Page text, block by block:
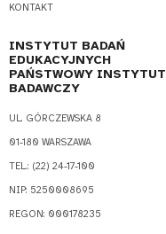
KONTAKT
INSTYTUT BADAŃ
EDUKACYJNYCH
PAŃSTWOWY INSTYTUT
BADAWCZY
UL. GÓRCZEWSKA 8
01-180 WARSZAWA
TEL.: (22) 24-17-100
NIP: 5250008695
REGON: 000178235